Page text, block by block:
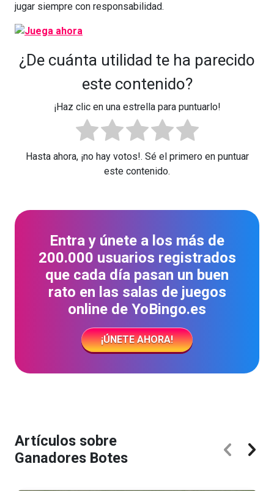
jugar siempre con responsabilidad.
¿De cuánta utilidad te ha parecido
este contenido?
¡Haz clic en una estrella para puntuarlo!
Hasta ahora, ¡no hay votos!. Sé el primero en puntuar
este contenido.
Entra y únete a los más de
200.000 usuarios registrados
que cada día pasan un buen
rato en las salas de juegos
online de YoBingo.es
¡ÚNETE AHORA!
Artículos sobre
Ganadores Botes